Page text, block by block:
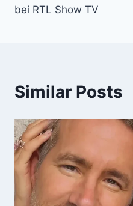
bei RTL Show TV
Similar Posts